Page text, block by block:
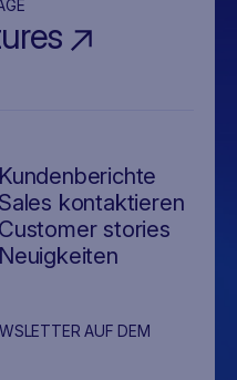
AUF DEM
Kundenberichte
Sales kontaktieren
Customer stories
Neuigkeiten